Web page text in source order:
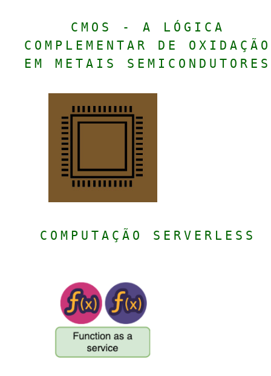
CMOS - A LÓGICA
COMPLEMENTAR DE OXIDAÇÃO
EM METAIS SEMICONDUTORES
COMPUTAÇÃO SERVERLESS